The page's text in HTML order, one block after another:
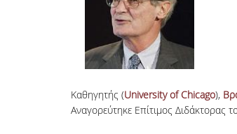
Καθηγητής (University of Chicago),
Αναγορεύτηκε Επίτιμος Διδάκτορας